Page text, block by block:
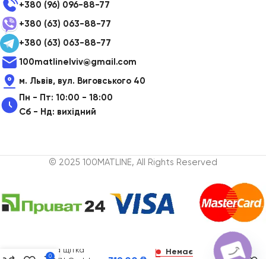
+380 (96) 096-88-77
+380 (63) 063-88-77
+380 (63) 063-88-77
100matlinelviv@gmail.com
м. Львів, вул. Виговського 40
Пн - Пт: 10:00 - 18:00
Сб - Нд: вихідний
© 2025 100MATLINE, All Rights Reserved
зубна щітка
Немає
0